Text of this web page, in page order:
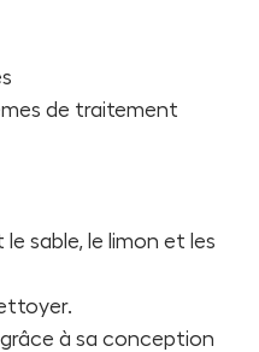
de traitement
sable, le limon et les
à sa conception